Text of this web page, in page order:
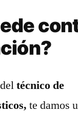
técnico de
te damos